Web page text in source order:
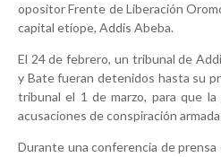
opositor Frente de Liberación
capital etíope, Addis Abeba.
El 24 de febrero, un tribunal de
y Bate fueran detenidos hasta su
tribunal el 1 de marzo, para que
acusaciones de conspiración
Durante una conferencia de